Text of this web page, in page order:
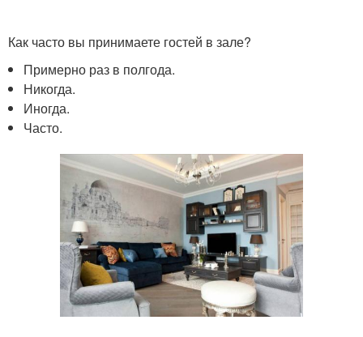
Как часто вы принимаете гостей в зале?
Примерно раз в полгода.
Никогда.
Иногда.
Часто.